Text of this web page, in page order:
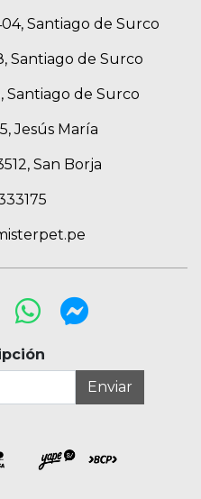
Santiago de Surco
Santiago de Surco
Santiago de Surco
Jesús María
San Borja
Enviar